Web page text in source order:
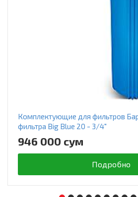
Комплектующие для фильтров
фильтра Big Blue 20 - 3/4"
946 000 сум
Подробно